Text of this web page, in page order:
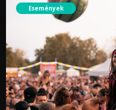
Események